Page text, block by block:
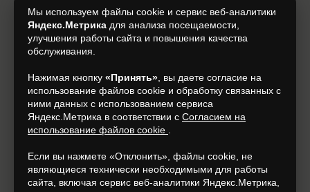
Нажимая на кнопку, я даю свое согласие на обработку моих
персональных данных, на условиях и для целей, определенных в
Подписаться
+7 (930) 305-85-90
Мы используем файлы cookie и сервис веб-аналитики
Яндекс.Метрика для анализа посещаемости,
улучшения работы сайта и повышения качества
обслуживания.
Нажимая кнопку «Принять» , вы даете согласие на
использование файлов cookie и обработку связанных с
ними данных с использованием сервиса
Яндекс.Метрика в соответствии с Согласием на
использование файлов cookie
Если вы нажмете «Отклонить», файлы cookie, не
являющиеся технически необходимыми для работы
сайта, включая сервис веб-аналитики Яндекс.Метрика,